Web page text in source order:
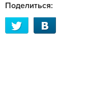
Поделиться: